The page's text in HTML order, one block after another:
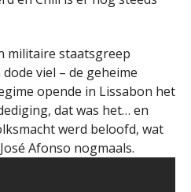
militaire staatsgreep
viel – de geheime
opende in Lissabon het
dat was het… en
werd beloofd, wat
Afonso nogmaals.